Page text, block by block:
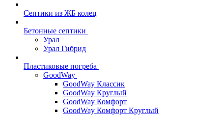
Септики из ЖБ колец
Бетонные септики
Урал
Урал Гибрид
Пластиковые погреба
GoodWay
GoodWay Классик
GoodWay Круглый
GoodWay Комфорт
GoodWay Комфорт Круглый